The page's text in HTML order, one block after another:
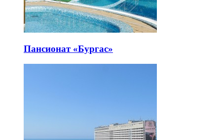
Пансионат «Бургас»